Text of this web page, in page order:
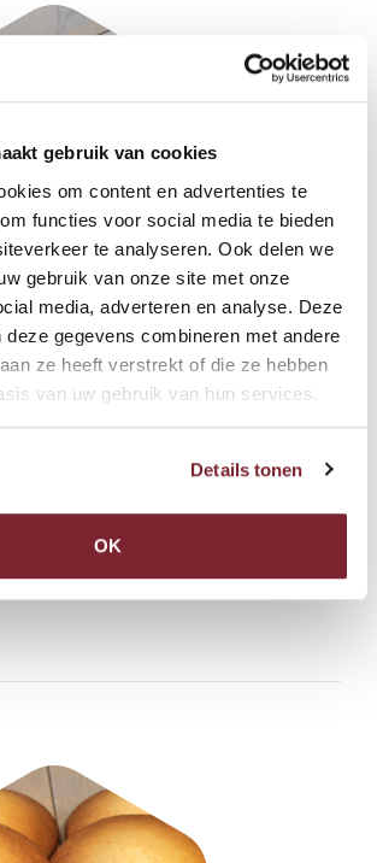
gebruik van cookies
om content en advertenties te
functies voor social media te bieden
te analyseren. Ook delen we
gebruik van onze site met onze
media, adverteren en analyse. Deze
deze gegevens combineren met andere
ze heeft verstrekt of die ze hebben
van uw gebruik van hun services.
Details tonen
OK
VLAAIEN
en vlaaien worden elke dag in alle
in de bakkerij in Maasdijk. Door de oude
ingrediënten kunnen wij voor u een
heerlijke taarten en vlaaien maken.